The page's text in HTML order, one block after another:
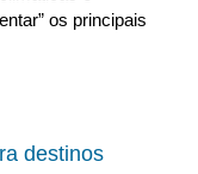
os principais
destinos